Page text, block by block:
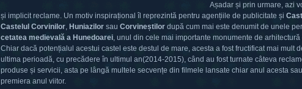
Așadar și prin urmare, azi
și implicit reclame. Un motiv inspirațional îl reprezintă pentru agențiile de publicitate și
Castelul Corvinilor, Huniazilor sau Corvineștilor după cum mai este denumit de unele
cetatea medievală a Hunedoarei, unul din cele mai importante monumente de
Chiar dacă potențialul acestui castel este destul de mare, acesta a fost fructificat mai mult
ultima perioadă, cu precădere în ultimul an(2014-2015), când au fost turnate câteva
produse și servicii, asta pe lângă multele secvențe din filmele lansate chiar anul acesta
premiera anul viitor.